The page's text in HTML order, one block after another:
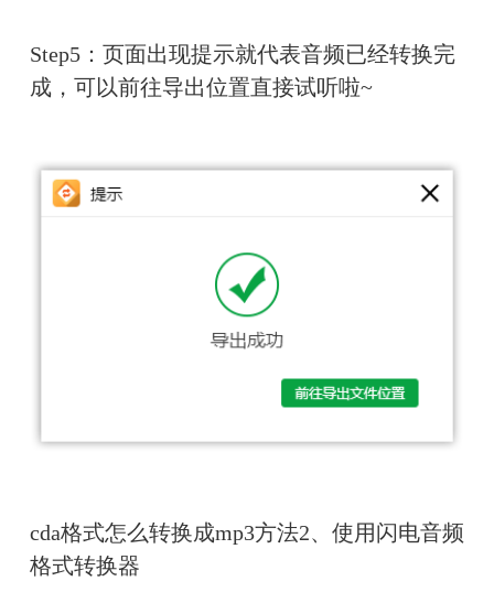
Step5：页面出现提示就代表音频已经转换完
成，可以前往导出位置直接试听啦~
cda格式怎么转换成mp3方法2、使用闪电音频
格式转换器